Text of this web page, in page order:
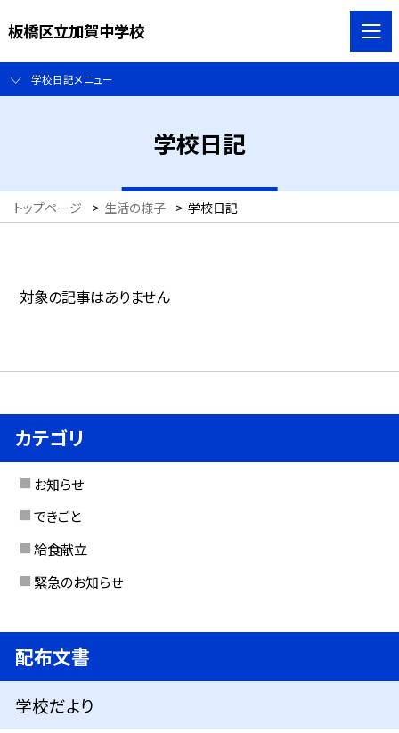
板橋区立加賀中学校
学校日記メニュー
学校日記
トップページ > 生活の様子 > 学校日記
対象の記事はありません
カテゴリ
お知らせ
できごと
給食献立
緊急のお知らせ
配布文書
学校だより